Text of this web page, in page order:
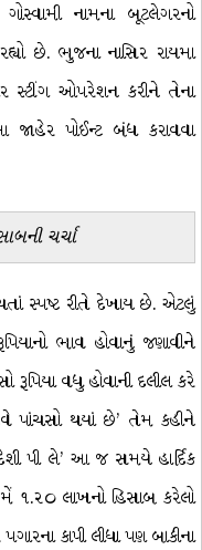
ગોસ્વામી નામના બૂટલેગરનો
છે. ભુજના નાસિર રાયમા
સ્ટીંગ ઓપરેશન કરીને તેના
જાહેર પોઈન્ટ બંધ કરાવવા
ચર્ચા
સ્પષ્ટ રીતે દેખાય છે. એટલું
ભાવ હોવાનું જણાવીને
રૂપિયા વધુ હોવાની દલીલ કરે
પાંચસો થયાં છે’ તેમ કહીને
પી લે’ આ જ સમયે હાર્દિક
લાખનો હિસાબ કરેલો
કાપી લીધા પણ બાકીના